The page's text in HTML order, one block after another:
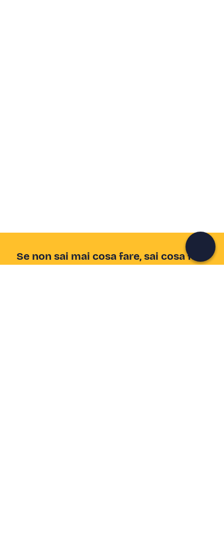
Se non sai mai cosa fare, sai cosa fare